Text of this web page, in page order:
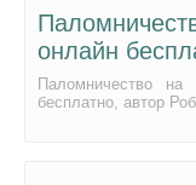
онлайн
Паломничество
бесплатно, автор